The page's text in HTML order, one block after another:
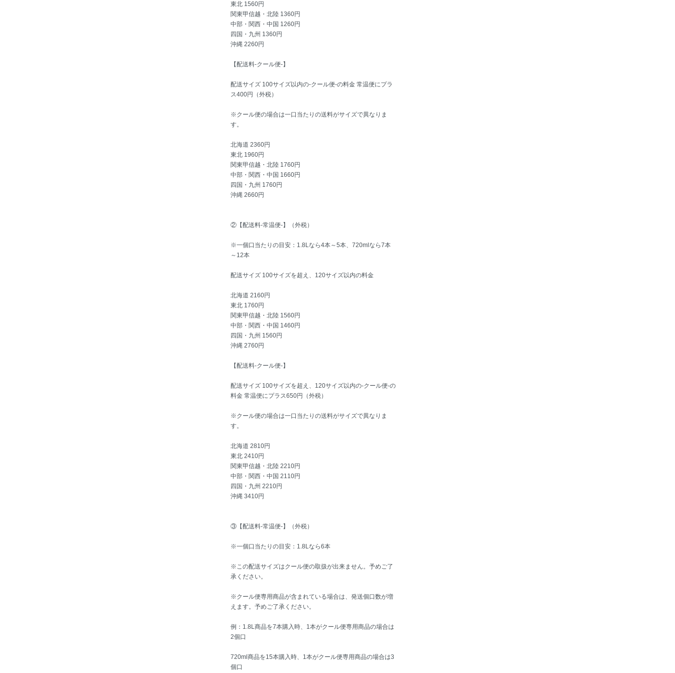
東北 1560円
関東甲信越・北陸 1360円
中部・関西・中国 1260円
四国・九州 1360円
沖縄 2260円
【配送料-クール便-】
配送サイズ 100サイズ以内の-クール便-の料金 常温便にプラ
ス400円（外税）
※クール便の場合は一口当たりの送料がサイズで異なりま
す。
北海道 2360円
東北 1960円
関東甲信越・北陸 1760円
中部・関西・中国 1660円
四国・九州 1760円
沖縄 2660円
②【配送料-常温便-】（外税）
※一個口当たりの目安：1.8Lなら4本～5本、720mlなら7本
～12本
配送サイズ 100サイズを超え、120サイズ以内の料金
北海道 2160円
東北 1760円
関東甲信越・北陸 1560円
中部・関西・中国 1460円
四国・九州 1560円
沖縄 2760円
【配送料-クール便-】
配送サイズ 100サイズを超え、120サイズ以内の-クール便-の
料金 常温便にプラス650円（外税）
※クール便の場合は一口当たりの送料がサイズで異なりま
す。
北海道 2810円
東北 2410円
関東甲信越・北陸 2210円
中部・関西・中国 2110円
四国・九州 2210円
沖縄 3410円
③【配送料-常温便-】（外税）
※一個口当たりの目安：1.8Lなら6本
※この配送サイズはクール便の取扱が出来ません。予めご了
承ください。
※クール便専用商品が含まれている場合は、発送個口数が増
えます。予めご了承ください。
例：1.8L商品を7本購入時、1本がクール便専用商品の場合は
2個口
720ml商品を15本購入時、1本がクール便専用商品の場合は3
個口